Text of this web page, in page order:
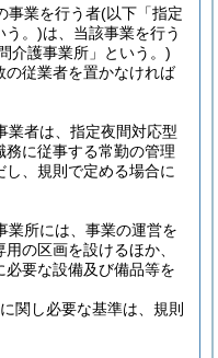
事業を行う者(以下「指定
う。)は、当該事業を行う
介護事業所」という。)
の従業者を置かなければ
業者は、指定夜間対応型
に従事する常勤の管理
し、規則で定める場合に
業所には、事業の運営を
の区画を設けるほか、
要な設備及び備品等を
関し必要な基準は、規則